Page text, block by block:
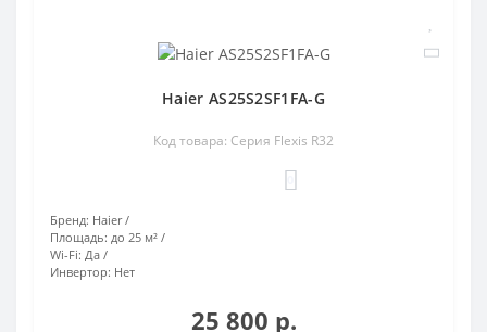
Haier AS25S2SF1FA-G
Код товара: Серия Flexis R32
Бренд: Haier
Площадь: до 25 м²
Wi-Fi: Да
Инвертор: Нет
25 800 р.